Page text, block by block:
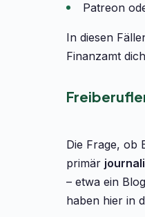
Patreon
In diesen
Finanzamt
Die Frage, ob
primär
– etwa ein
haben hier in